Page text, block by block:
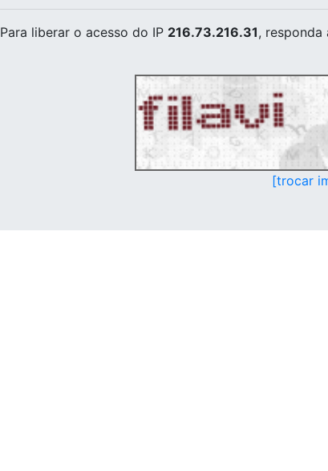
Para liberar o acesso do IP 216.73.216.31, responda
[trocar